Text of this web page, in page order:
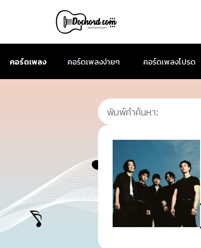
คอร์ดเพลง คอร์ดเพลงง่ายๆ คอร์ดเพลงโปรด